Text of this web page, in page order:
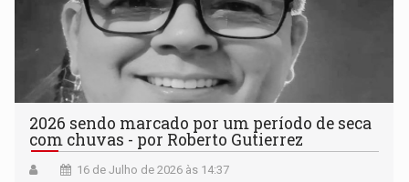
2026 sendo marcado por um período de seca
com chuvas - por Roberto Gutierrez
16 de Julho de 2026 às 14:37